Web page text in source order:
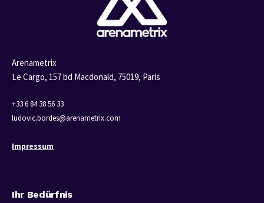
Arenametrix
Le Cargo, 157 bd Macdonald, 75019, Paris
+33 6 84 38 56 33
ludovic.bordes@arenametrix.com
Impressum
Ihr Bedürfnis